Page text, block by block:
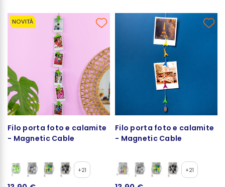
NOVITÀ
Filo porta foto e calamite
- Magnetic Cable
+21
Filo porta foto e calamite
- Magnetic Cable
+21